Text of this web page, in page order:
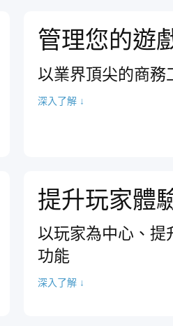
管理您的遊
以業界頂尖的商務
深入了解 ↓
提升玩家體
以玩家為中心、提
功能
深入了解 ↓